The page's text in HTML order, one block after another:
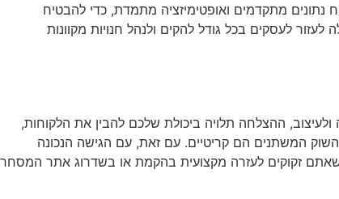
נתונים מתקדמים ואופטימיזציה מתמדת, כדי להבטיח
לעסקים בכל גודל להקים ולנהל חנויות מקוונות
ההצלחה תלויה ביכולת שלכם להבין את הלקוחות,
המשתנים הם קריטיים. עם זאת, עם הגישה הנכונה
שאתם זקוקים לעזרה מקצועית בהקמת או בשדרוג אתר המסחר